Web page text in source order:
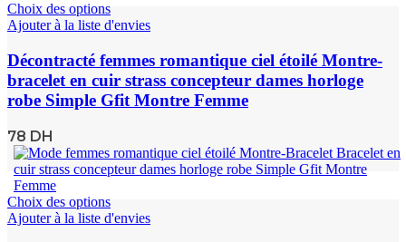
Choix des options
Ajouter à la liste d'envies
Décontracté femmes romantique ciel étoilé Montre-
bracelet en cuir strass concepteur dames horloge
robe Simple Gfit Montre Femme
78 DH
Choix des options
Ajouter à la liste d'envies